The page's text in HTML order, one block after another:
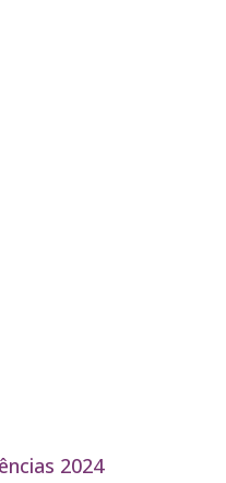
2024